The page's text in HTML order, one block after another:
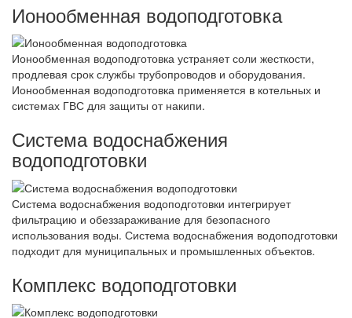
Ионообменная водоподготовка
Ионообменная водоподготовка устраняет соли жесткости,
продлевая срок службы трубопроводов и оборудования.
Ионообменная водоподготовка применяется в котельных и
системах ГВС для защиты от накипи.
Система водоснабжения
водоподготовки
Система водоснабжения водоподготовки интегрирует
фильтрацию и обеззараживание для безопасного
использования воды. Система водоснабжения водоподготовки
подходит для муниципальных и промышленных объектов.
Комплекс водоподготовки